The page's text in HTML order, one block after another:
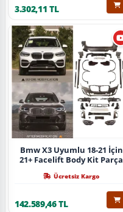
3.302,11 TL
Bmw X3 Uyumlu 18-21 İçin
21+ Facelift Body Kit Parça
Ücretsiz Kargo
142.589,46 TL